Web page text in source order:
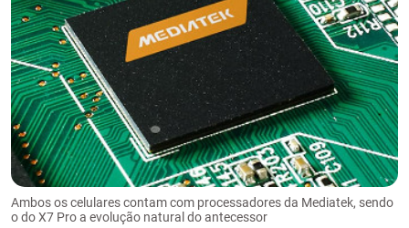
Ambos os celulares contam com processadores da Mediatek, sendo
o do X7 Pro a evolução natural do antecessor